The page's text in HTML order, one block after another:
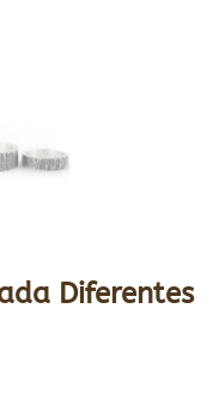
Diferentes